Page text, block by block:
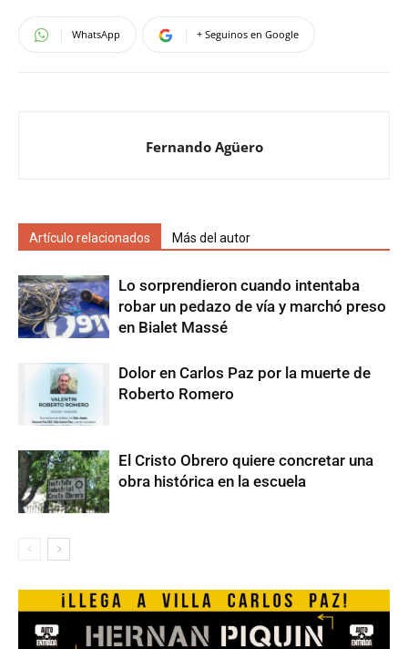
WhatsApp + Seguinos en Google
Fernando Agüero
Artículo relacionados Más del autor
Lo sorprendieron cuando intentaba
robar un pedazo de vía y marchó preso
en Bialet Massé
Dolor en Carlos Paz por la muerte de
Roberto Romero
El Cristo Obrero quiere concretar una
obra histórica en la escuela